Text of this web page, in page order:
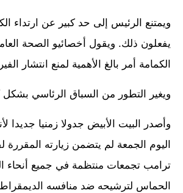
ويمتنع الرئيس إلى حد كبير عن ارتداء
يفعلون ذلك. ويقول أخصائيو الصحة
الكمامة أمر بالغ الأهمية لمنع انتشار
ويغير التطور من السباق الرئاسي بشكل
وأصدر البيت الأبيض جدولا زمنيا جديدا
اليوم الجمعة لم يتضمن زيارته المقررة
ترامب تجمعات منتظمة في جميع أنحاء
الحماس لترشيحه ضد منافسه